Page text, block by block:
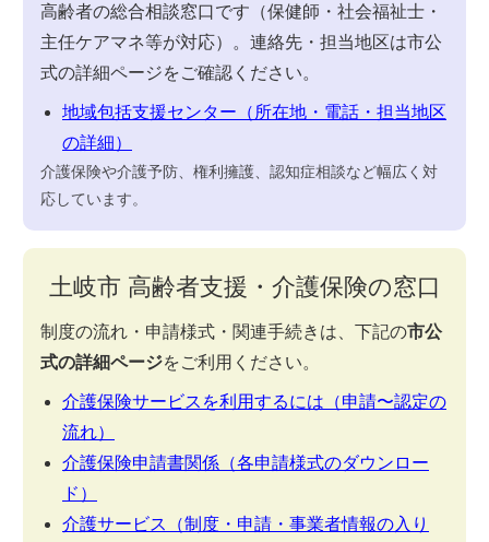
高齢者の総合相談窓口です（保健師・社会福祉士・
主任ケアマネ等が対応）。連絡先・担当地区は市公
式の詳細ページをご確認ください。
地域包括支援センター（所在地・電話・担当地区
の詳細）
介護保険や介護予防、権利擁護、認知症相談など幅広く対
応しています。
土岐市 高齢者支援・介護保険の窓口
制度の流れ・申請様式・関連手続きは、下記の市公
式の詳細ページをご利用ください。
介護保険サービスを利用するには（申請〜認定の
流れ）
介護保険申請書関係（各申請様式のダウンロー
ド）
介護サービス（制度・申請・事業者情報の入り